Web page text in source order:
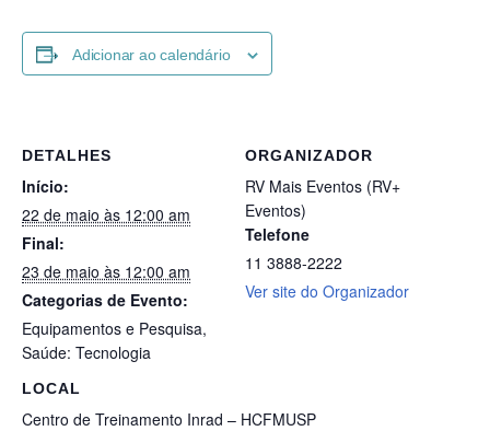
Adicionar ao calendário
DETALHES
Início:
22 de maio às 12:00 am
Final:
23 de maio às 12:00 am
Categorias de Evento:
Equipamentos e Pesquisa,
Saúde: Tecnologia
LOCAL
Centro de Treinamento Inrad – HCFMUSP
ORGANIZADOR
RV Mais Eventos (RV+
Eventos)
Telefone
11 3888-2222
Ver site do Organizador